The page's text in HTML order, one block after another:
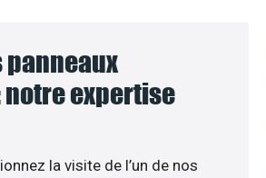
notre expertise
la visite de l’un de nos